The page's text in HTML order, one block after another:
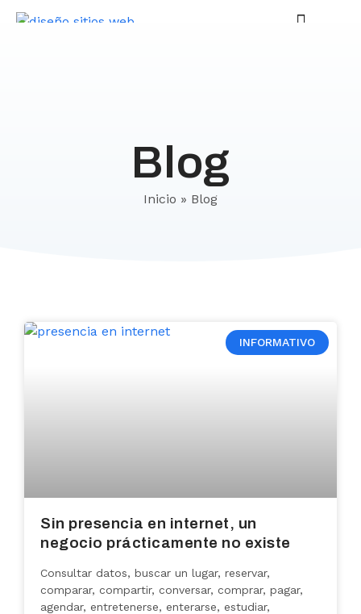
Blog
Inicio » Blog
INFORMATIVO
Sin presencia en internet, un
negocio prácticamente no existe
Consultar datos, buscar un lugar, reservar,
comparar, compartir, conversar, comprar, pagar,
agendar, entretenerse, enterarse, estudiar,